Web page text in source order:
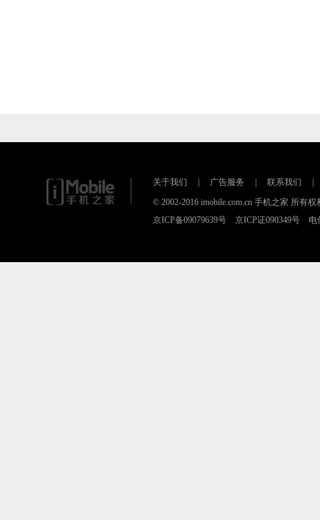
关于我们 广告服务 联系我们
© 2002-2016 imobile.com.cn 手机之家 所有
京ICP备09079639号 京ICP证090349号 电